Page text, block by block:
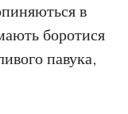
в
боротися
павука,